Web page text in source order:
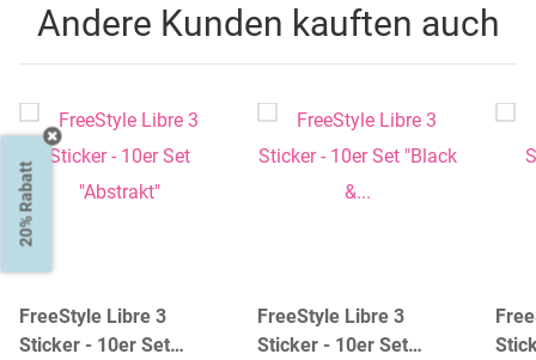
Andere Kunden kauften auch
FreeStyle Libre 3
Sticker - 10er Set
FreeStyle Libre 3
Sticker - 10er Set
20% Rabatt